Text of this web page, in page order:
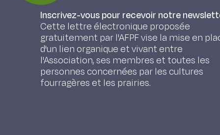
vetches (Vicia sativa, Vicia
(local Triticale 109, local barley
effect of the season was
combination was the most
little susceptible to diseases, in a
Besides, associations with V.
associations with V. Narbonensis.
was also that with the largest
Inscrivez-vous pour recevoir notre
Cette lettre électronique proposée
gratuitement par l'AFPF vise la mise en
d'un lien organique et vivant entre
l'Association, ses membres et toutes les
personnes concernées par les cultures
fourragères et les prairies.